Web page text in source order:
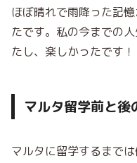
ほぼ晴れで雨降った記
たです。私の今までの
たし、楽しかったです！
マルタ留学前と後
マルタに留学するまで